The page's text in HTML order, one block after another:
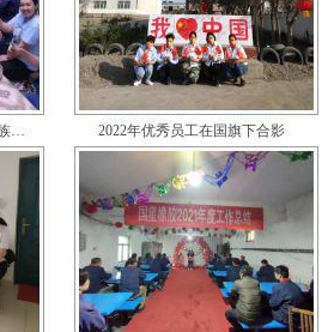
… 2022年优秀员工在国旗下合影